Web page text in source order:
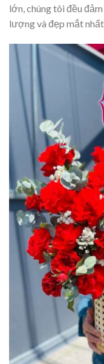
lớn, chúng tôi đều
lượng và đẹp mắt